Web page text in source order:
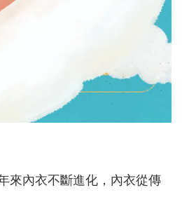
來內衣不斷進化，內衣從傳